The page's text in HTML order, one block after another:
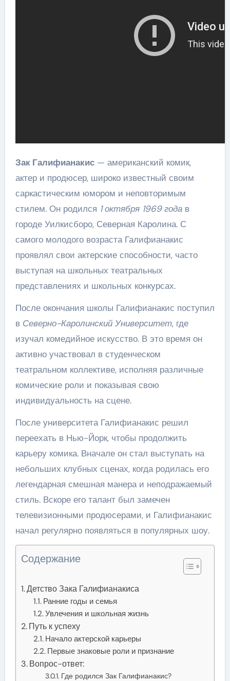
Зак Галифианакис— американский комик,
актер и продюсер, широко известный своим
саркастическим юмором и неповторимым
стилем. Он родился 1 октября 1969 годав
городе Уилкисборо, Северная Каролина. С
самого молодого возраста Галифианакис
проявлял свои актерские способности, часто
выступая на школьных театральных
представлениях и школьных конкурсах.
После окончания школы Галифианакис поступил
в Северно-Каролинский Университет, где
изучал комедийное искусство. В это время он
активно участвовал в студенческом
театральном коллективе, исполняя различные
комические роли и показывая свою
индивидуальность на сцене.
После университета Галифианакис решил
переехать в Нью-Йорк, чтобы продолжить
карьеру комика. Вначале он стал выступать на
небольших клубных сценах, когда родилась его
легендарная смешная манера и неподражаемый
стиль. Вскоре его талант был замечен
телевизионными продюсерами, и Галифианакис
начал регулярно появляться в популярных шоу.
Содержание
Детство Зака Галифианакиса
Ранние годы и семья
Увлечения и школьная жизнь
Путь к успеху
Начало актерской карьеры
Первые знаковые роли и признание
Вопрос-ответ:
Где родился Зак Галифианакис?